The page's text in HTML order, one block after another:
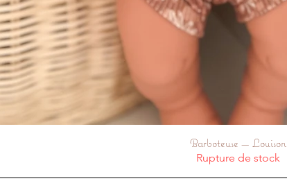
Aperçu rapide
Barboteuse — Louison
Rupture de stock